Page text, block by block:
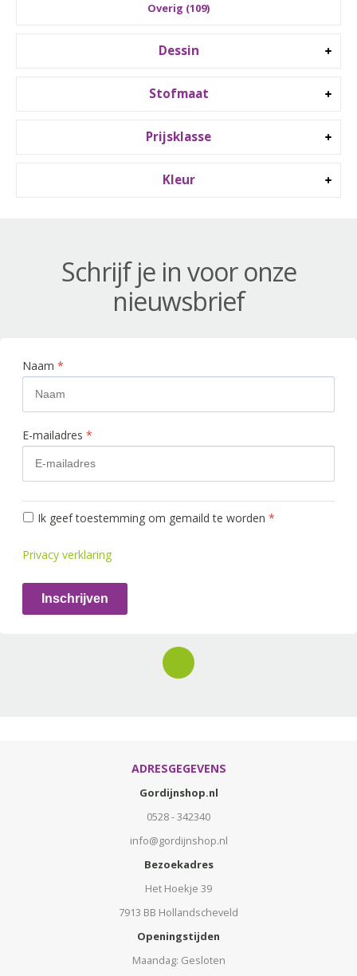
Overig (109)
Dessin
Stofmaat
Prijsklasse
Kleur
Schrijf je in voor onze
nieuwsbrief
Naam *
E-mailadres *
Ik geef toestemming om gemaild te worden *
Privacy verklaring
Inschrijven
ADRESGEGEVENS
Gordijnshop.nl
0528 - 342340
info@gordijnshop.nl
Bezoekadres
Het Hoekje 39
7913 BB Hollandscheveld
Openingstijden
Maandag: Gesloten